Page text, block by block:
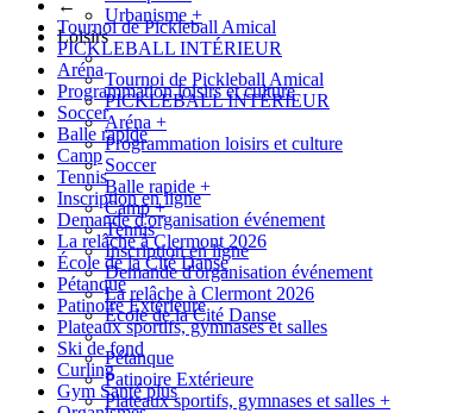
←
Tournoi de Pickleball Amical
PICKLEBALL INTÉRIEUR
Aréna
Programmation loisirs et culture
Soccer
Balle rapide
Camp
Tennis
Inscription en ligne
Demande d'organisation événement
La relâche à Clermont 2026
École de la Cité Danse
Pétanque
Patinoire Extérieure
Plateaux sportifs, gymnases et salles
Ski de fond
Curling
Gym Santé plus
Urbanisme +
Loisirs
Tournoi de Pickleball Amical
PICKLEBALL INTÉRIEUR
Aréna +
Programmation loisirs et culture
Soccer
Balle rapide +
Camp+
Tennis
Inscription en ligne
Demande d'organisation événement
La relâche à Clermont 2026
École de la Cité Danse
Pétanque
Patinoire Extérieure
Plateaux sportifs, gymnases et salles +